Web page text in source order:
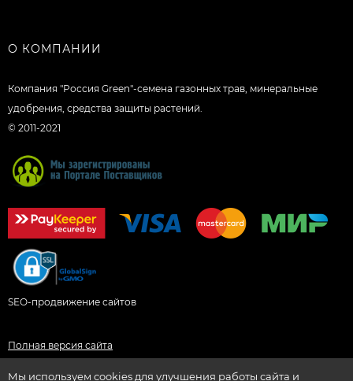
Мы используем cookies для улучшения работы сайта и
О КОМПАНИИ
Компания "Россия Green"-семена газонных трав, минеральные
удобрения, средства защиты растений.
© 2011-2021
SEO-продвижение сайтов
Полная версия сайта